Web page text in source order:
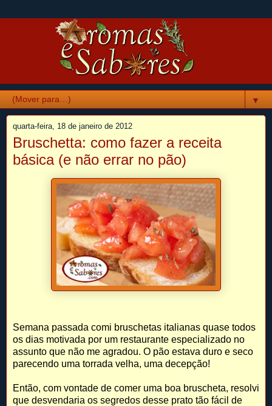
▼
quarta-feira, 18 de janeiro de 2012
Bruschetta: como fazer a receita
básica (e não errar no pão)
Semana passada comi bruschetas italianas quase todos
os dias motivada por um restaurante especializado no
assunto que não me agradou. O pão estava duro e seco
parecendo uma torrada velha, uma decepção!
Então, com vontade de comer uma boa bruscheta, resolvi
que desvendaria os segredos desse prato tão fácil de